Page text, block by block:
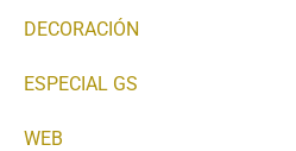
DECORACIÓN
ESPECIAL GS
WEB